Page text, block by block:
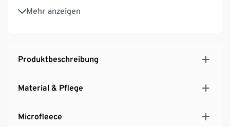
Mehr anzeigen
Jedes Teil ein Unikat
Mit Wolle (RWS-zertifiziert)
Produktbeschreibung
Material & Pflege
Microfleece